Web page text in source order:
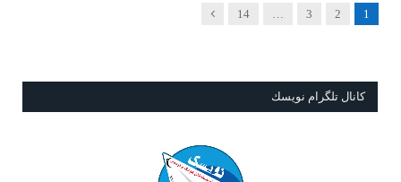
1
2
3
14
Next
كانال تلگرام نويسك